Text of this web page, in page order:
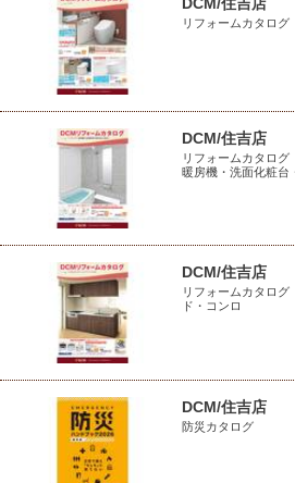
DCM/住吉店
リフォームカタロ
DCM/住吉店
リフォームカタロ
暖房機・洗面化粧台
DCM/住吉店
リフォームカタロ
ド・コンロ
DCM/住吉店
防災カタログ